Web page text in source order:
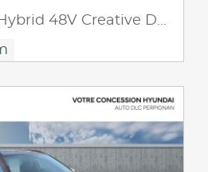
1.0 T-GDi 100ch Hybrid 48V Creative DCT-7